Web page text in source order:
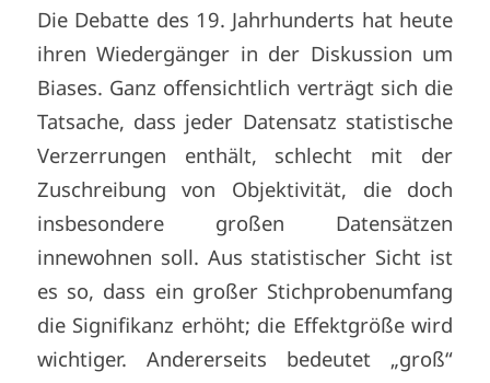
Die Debatte des 19. Jahrhunderts hat heute
ihren Wiedergänger in der Diskussion um
Biases. Ganz offensichtlich verträgt sich die
Tatsache, dass jeder Datensatz statistische
Verzerrungen enthält, schlecht mit der
Zuschreibung von Objektivität, die doch
insbesondere großen Datensätzen
innewohnen soll. Aus statistischer Sicht ist
es so, dass ein großer Stichprobenumfang
die Signifikanz erhöht; die Effektgröße wird
wichtiger. Andererseits bedeutet „groß“